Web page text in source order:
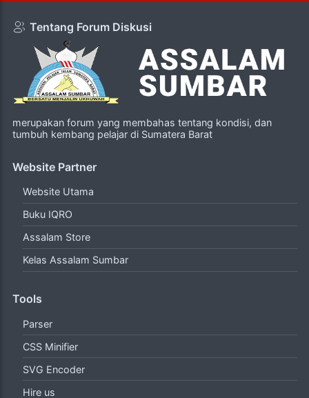
Tentang Forum Diskusi
merupakan forum yang membahas tentang kondisi, dan
tumbuh kembang pelajar di Sumatera Barat
Website Partner
Website Utama
Buku IQRO
Assalam Store
Kelas Assalam Sumbar
Tools
Parser
CSS Minifier
SVG Encoder
Hire us